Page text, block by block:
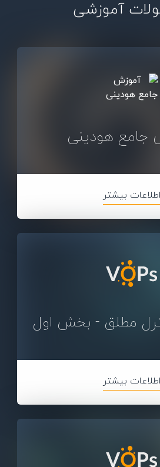
آموزشی
جامع هودینی
اطلاعات بیشتر
مطلق - بخش اول
اطلاعات بیشتر